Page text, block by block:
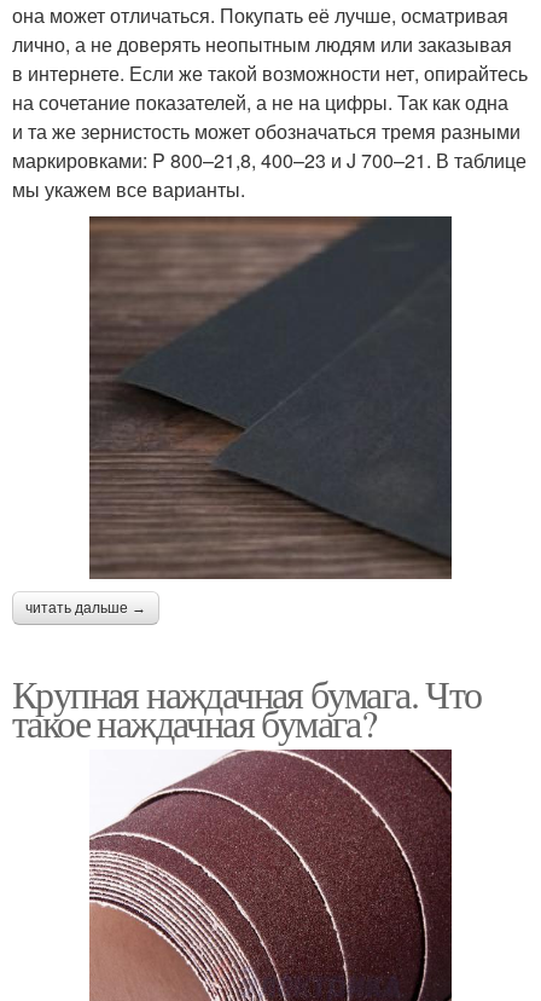
она может отличаться. Покупать её лучше, осматривая
лично, а не доверять неопытным людям или заказывая
в интернете. Если же такой возможности нет, опирайтесь
на сочетание показателей, а не на цифры. Так как одна
и та же зернистость может обозначаться тремя разными
маркировками: P 800–21,8, 400–23 и J 700–21. В таблице
мы укажем все варианты.
читать дальше →
Крупная наждачная бумага. Что
такое наждачная бумага?